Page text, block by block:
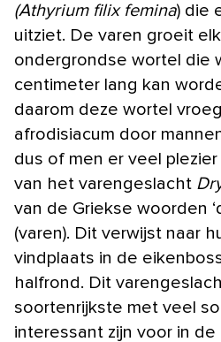
(Athyrium filix femina) die
uitziet. De varen groeit
ondergrondse wortel die
centimeter lang kan
daarom deze wortel
afrodisiacum door
dus of men er veel
van het varengeslacht
van de Griekse woorden
(varen). Dit verwijst naar
vindplaats in de
halfrond. Dit
soortenrijkste met veel
interessant zijn voor in de